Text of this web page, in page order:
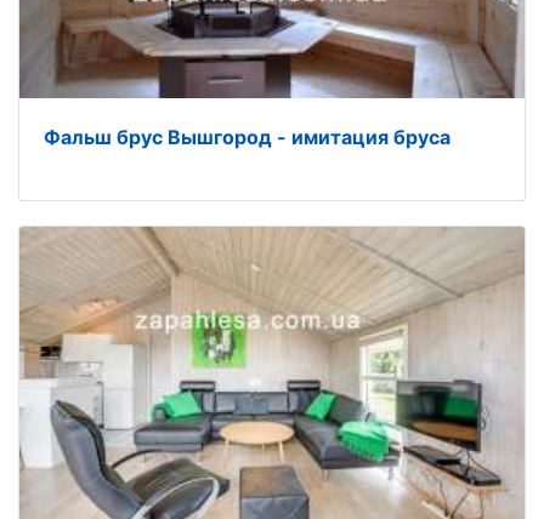
Фальш брус Вышгород - имитация бруса